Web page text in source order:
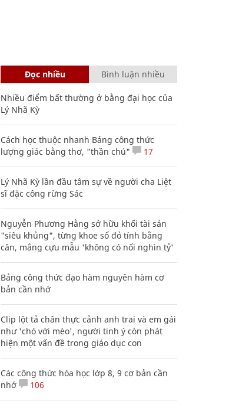
Đọc nhiều Bình luận nhiều
Nhiều điểm bất thường ở bằng đại học của
Lý Nhã Kỳ
Cách học thuộc nhanh Bảng công thức
lượng giác bằng thơ, "thần chú"
17
Lý Nhã Kỳ lần đầu tâm sự về người cha Liệt
sĩ đặc công rừng Sác
Nguyễn Phương Hằng sở hữu khối tài sản
"siêu khủng", từng khoe sổ đỏ tính bằng
cân, mắng cựu mẫu 'không có nổi nghìn tỷ'
Bảng công thức đạo hàm nguyên hàm cơ
bản cần nhớ
Clip lột tả chân thực cảnh anh trai và em gái
như 'chó với mèo', người tinh ý còn phát
hiện một vấn đề trong giáo dục con
Các công thức hóa học lớp 8, 9 cơ bản cần
nhớ
106